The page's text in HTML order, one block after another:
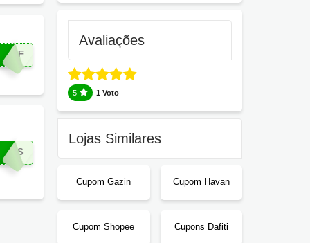
Avaliações
5 1 Voto
Lojas Similares
Cupom Gazin Cupom Havan
Cupom Shopee Cupons Dafiti